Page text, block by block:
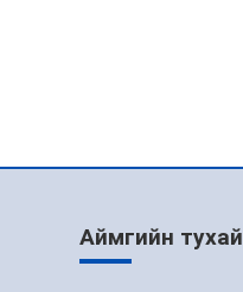
Аймгийн тухай